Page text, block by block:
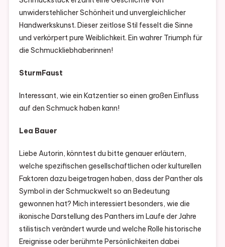
unwiderstehlicher Schönheit und unvergleichlicher
Handwerkskunst. Dieser zeitlose Stil fesselt die Sinne
und verkörpert pure Weiblichkeit. Ein wahrer Triumph für
die Schmuckliebhaberinnen!
SturmFaust
Interessant, wie ein Katzentier so einen großen Einfluss
auf den Schmuck haben kann!
Lea Bauer
Liebe Autorin, könntest du bitte genauer erläutern,
welche spezifischen gesellschaftlichen oder kulturellen
Faktoren dazu beigetragen haben, dass der Panther als
Symbol in der Schmuckwelt so an Bedeutung
gewonnen hat? Mich interessiert besonders, wie die
ikonische Darstellung des Panthers im Laufe der Jahre
stilistisch verändert wurde und welche Rolle historische
Ereignisse oder berühmte Persönlichkeiten dabei